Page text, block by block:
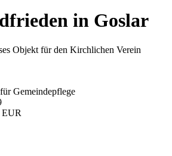
in Goslar
Objekt für den Kirchlichen Verein
Gemeindepflege